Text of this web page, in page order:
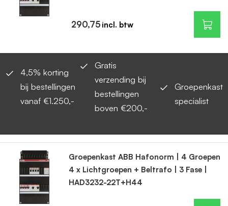
290,75
4,5% korting
bij bestellingen
vanaf €1.250,-
Gratis
verzending bij
bestellingen
boven €200,-
Groepenkast
specialist
Groepenkast ABB Hafonorm | 4 Groepen
4 x Lichtgroepen + Beltrafo | 3 Fase |
HAD3232-22T+H44